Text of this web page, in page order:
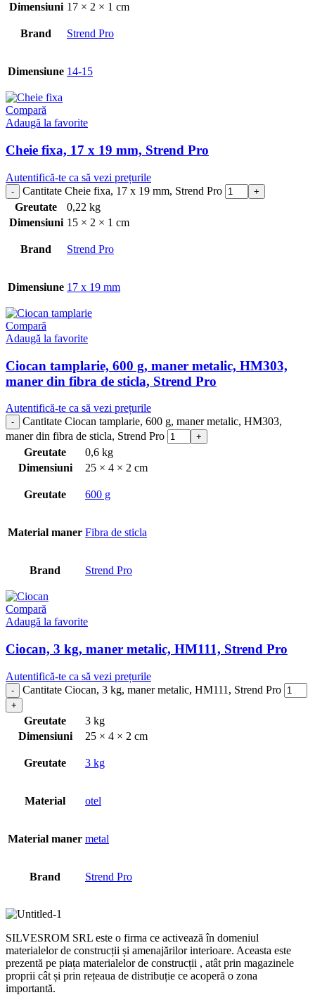
Dimensiuni 17 × 2 × 1 cm
Brand Strend Pro
Dimensiune 14-15
Compară
Adaugă la favorite
Cheie fixa, 17 x 19 mm, Strend Pro
Autentifică-te ca să vezi prețurile
Cantitate Cheie fixa, 17 x 19 mm, Strend Pro
Greutate
0,22 kg
Dimensiuni 15 × 2 × 1 cm
Brand Strend Pro
Dimensiune 17 x 19 mm
Compară
Adaugă la favorite
Ciocan tamplarie, 600 g, maner metalic, HM303,
maner din fibra de sticla, Strend Pro
Autentifică-te ca să vezi prețurile
Cantitate Ciocan tamplarie, 600 g, maner metalic, HM303,
maner din fibra de sticla, Strend Pro
Greutate
0,6 kg
Dimensiuni
25 × 4 × 2 cm
Greutate 600 g
Material maner Fibra de sticla
Brand Strend Pro
Compară
Adaugă la favorite
Ciocan, 3 kg, maner metalic, HM111, Strend Pro
Autentifică-te ca să vezi prețurile
Cantitate Ciocan, 3 kg, maner metalic, HM111, Strend Pro
Greutate
3 kg
Dimensiuni
25 × 4 × 2 cm
Greutate 3 kg
Material otel
Material maner metal
Brand Strend Pro
SILVESROM SRL este o firma ce activează în domeniul
materialelor de construcții și amenajărilor interioare. Aceasta este
prezentă pe piața materialelor de construcții , atât prin magazinele
proprii cât și prin rețeaua de distribuție ce acoperă o zona
importantă.